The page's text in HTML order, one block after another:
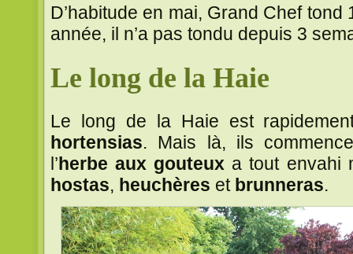
D’habitude en mai, Grand Chef
année, il n’a pas tondu depuis 3
Le long de la Haie
Le long de la Haie est
hortensias. Mais là, ils
l’herbe aux gouteux a tout envahi
hostas, heuchères et brunneras.